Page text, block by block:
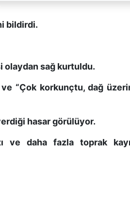
bildirdi.
olaydan sağ kurtuldu.
ve “Çok korkunçtu, dağ
hasar görülüyor.
ve daha fazla toprak